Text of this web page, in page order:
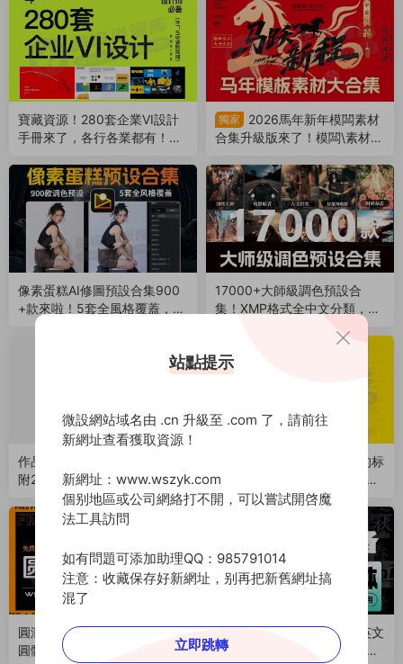
寶藏資源！280套企業VI設計
手冊來了，各行各業都有！附
獨家
2026馬年新年模闆素材
合集升級版來了！模闆\素材
像素蛋糕AI修圖預設合集900
+款來啦！5套全風格覆蓋，一
鍵口令導入！（260110）
17000+大師級調色預設合
集！XMP格式全中文分類，一
作品集設計沒靈感的看過來！
附248套個人作品集模闆，總
有一款适合你~（251120）
2025爆款标題神器！好看的标
題黑體字合集來啦！免費商用
（251012）
圓潤細膩！精選10款免費商用
圓體字！打造親和力滿分的視
2026最新整理免費商用中英文
字體大合集！精選分類整理，
站點提示
微設網站域名由 .cn 升級至 .com 了，請前往
新網址查看獲取資源！
新網址：www.wszyk.com
個别地區或公司網絡打不開，可以嘗試開啓魔
法工具訪問
如有問題可添加助理QQ：985791014
注意：收藏保存好新網址，别再把新舊網址搞
混了
立即跳轉